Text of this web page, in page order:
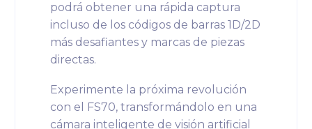
podrá obtener una rápida captura
incluso de los códigos de barras 1D/2D
más desafiantes y marcas de piezas
directas.
Experimente la próxima revolución
con el FS70, transformándolo en una
cámara inteligente de visión artificial